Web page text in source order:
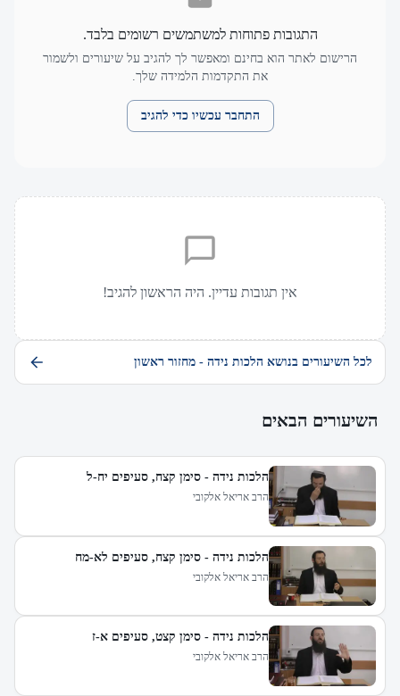
התגובות פתוחות למשתמשים רשומים בלבד.
הרישום לאתר הוא בחינם ומאפשר לך להגיב על שיעורים ולשמור
את התקדמות הלמידה שלך.
התחבר עכשיו כדי להגיב
אין תגובות עדיין. היה הראשון להגיב!
לכל השיעורים בנושא הלכות נידה - מחזור ראשון
השיעורים הבאים
הלכות נידה - סימן קצח, סעיפים יח-ל
הרב אריאל אלקובי
הלכות נידה - סימן קצח, סעיפים לא-מח
הרב אריאל אלקובי
הלכות נידה - סימן קצט, סעיפים א-ז
הרב אריאל אלקובי